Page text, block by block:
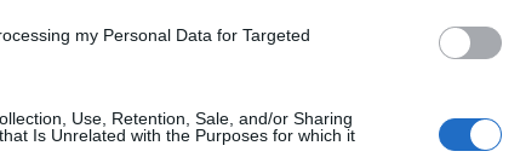
my Personal Data for Targeted
Use, Retention, Sale, and/or Sharing
Is Unrelated with the Purposes for which it
και χυδαιότητας!